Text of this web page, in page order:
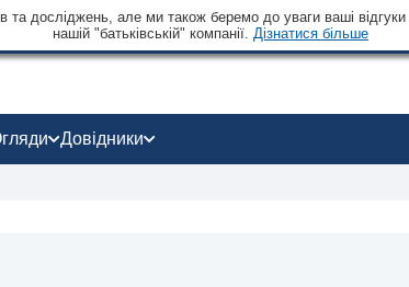
та досліджень, але ми також беремо до уваги ваші
нашій "батьківській" компанії. Дізнатися більше
Довідники